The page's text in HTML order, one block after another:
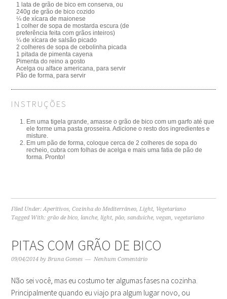
1 lata de grão de bico em conserva, ou
240g de grão de bico cozido
¼ de xícara de maionese
1 colher de sopa de mostarda escura (de
preferência feita com grãos inteiros)
¼ de xícara de salsão picado
2 colheres de sopa de cebolinha picada
1 pitada de pimenta cayena
Pimenta do reino a gosto
Acelga ou alface americana, para servir
Pão de forma, para servir
INSTRUÇÕES
Em uma tigela grande, amasse o grão de bico com um garfo até que
ele forme uma pasta grosseira. Adicione o resto dos ingredientes e
misture.
Em um pão de forma, coloque cerca de 2 colheres de sopa do
recheio, cubra com folhas de acelga e mais uma fatia de pão de
forma. Pronto!
Filed Under: Aperitivos ,Cozinha do Mediterrâneo Light Vegetariano
Tagged With: grão de bico lanche light pão ,sanduiche ,vegan ,vegetariano
PITAS COM GRÃO DE BICO
09/04/2014 by Bruna Gomes Nenhum Comentário
Não sei você, mas eu costumo ter algumas fases na cozinha.
Principalmente quando eu viajo pra algum lugar novo, ou